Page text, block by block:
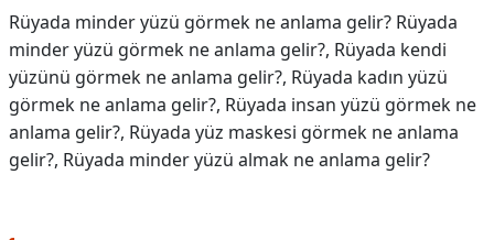
Rüyada minder yüzü görmek ne anlama gelir? Rüyada
minder yüzü görmek ne anlama gelir?, Rüyada kendi
yüzünü görmek ne anlama gelir?, Rüyada kadın yüzü
görmek ne anlama gelir?, Rüyada insan yüzü görmek ne
anlama gelir?, Rüyada yüz maskesi görmek ne anlama
gelir?, Rüyada minder yüzü almak ne anlama gelir?